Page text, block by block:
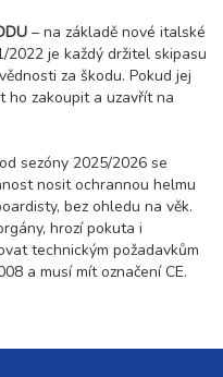
– na základě nové italské
je každý držitel skipasu
za škodu. Pokud jej
ho zakoupit a uzavřít na
sezóny 2025/2026 se
nosit ochrannou helmu
bez ohledu na věk.
hrozí pokuta i
technickým požadavkům
a musí mít označení CE.